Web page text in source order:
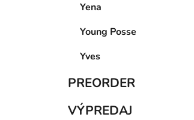
Yena
Young Posse
Yves
PREORDER
VÝPREDAJ